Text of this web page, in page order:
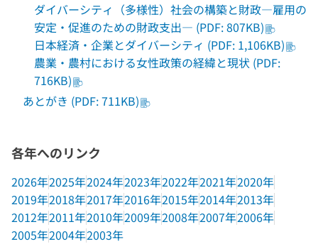
ダイバーシティ（多様性）社会の構築と財政―雇用の
安定・促進のための財政支出― (PDF: 807KB)
日本経済・企業とダイバーシティ (PDF: 1,106KB)
農業・農村における女性政策の経緯と現状 (PDF:
716KB)
あとがき (PDF: 711KB)
各年へのリンク
2026年2025年2024年2023年2022年2021年2020年
2019年2018年2017年2016年2015年2014年2013年
2012年2011年2010年2009年2008年2007年2006年
2005年2004年2003年